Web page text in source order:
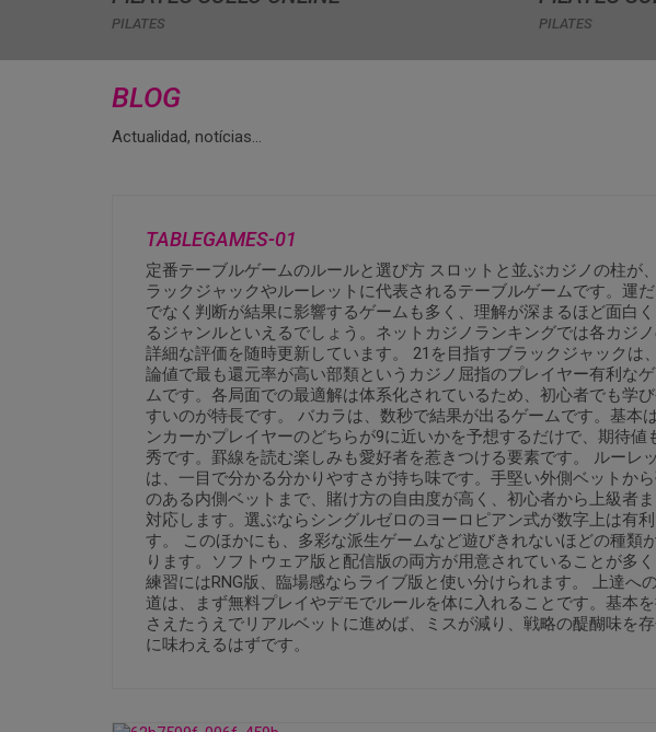
PILATES PILATES
BLOG
Actualidad, notícias…
TABLEGAMES-01
定番テーブルゲームのルールと選び方 スロットと並ぶカジノの柱が
ラックジャックやルーレットに代表されるテーブルゲームです。運
でなく判断が結果に影響するゲームも多く、理解が深まるほど面白
るジャンルといえるでしょう。ネットカジノランキングでは各カジ
詳細な評価を随時更新しています。 21を目指すブラックジャックは
論値で最も還元率が高い部類というカジノ屈指のプレイヤー有利な
ムです。各局面での最適解は体系化されているため、初心者でも学
すいのが特長です。 バカラは、数秒で結果が出るゲームです。基本
ンカーかプレイヤーのどちらが9に近いかを予想するだけで、期待値
秀です。罫線を読む楽しみも愛好者を惹きつける要素です。 ルーレ
は、一目で分かる分かりやすさが持ち味です。手堅い外側ベットか
のある内側ベットまで、賭け方の自由度が高く、初心者から上級者
対応します。選ぶならシングルゼロのヨーロピアン式が数字上は有
す。 このほかにも、多彩な派生ゲームなど遊びきれないほどの種類
ります。ソフトウェア版と配信版の両方が用意されていることが多く
練習にはRNG版、臨場感ならライブ版と使い分けられます。 上達へ
道は、まず無料プレイやデモでルールを体に入れることです。基本
さえたうえでリアルベットに進めば、ミスが減り、戦略の醍醐味を
に味わえるはずです。